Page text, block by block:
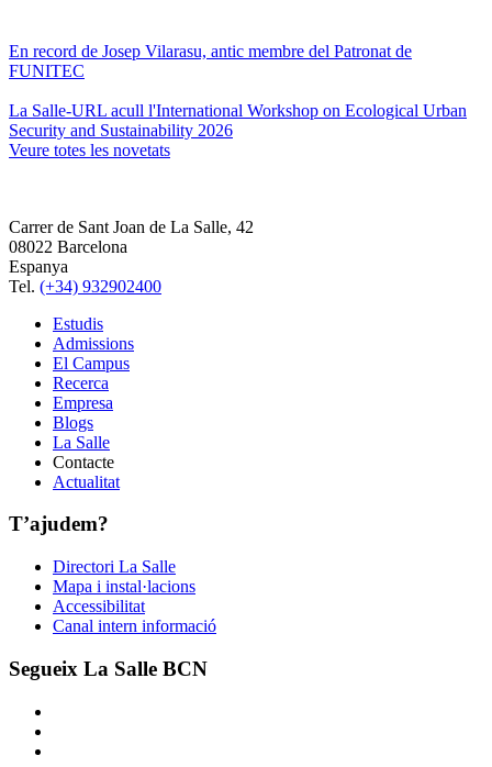
En record de Josep Vilarasu, antic membre del Patronat de
FUNITEC
La Salle-URL acull l'International Workshop on Ecological Urban
Security and Sustainability 2026
Veure totes les novetats
Carrer de Sant Joan de La Salle, 42
08022 Barcelona
Espanya
Tel. (+34) 932902400
Estudis
Admissions
El Campus
Recerca
Empresa
Blogs
La Salle
Contacte
Actualitat
T’ajudem?
Directori La Salle
Mapa i instal·lacions
Accessibilitat
Canal intern informació
Segueix La Salle BCN